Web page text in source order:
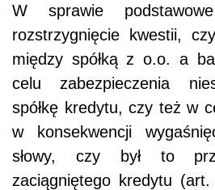
W sprawie
rozstrzygnięcie kwestii,
między spółką z o.o. a
celu zabezpieczenia
spółkę kredytu, czy też w
w konsekwencji
słowy, czy był to
zaciągniętego kredytu